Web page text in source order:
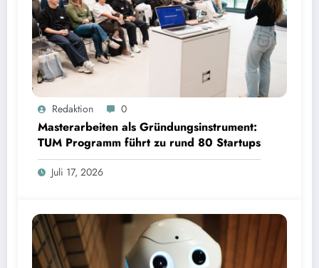
Masterarbeiten als Gründungsinstrument: TUM Programm führt zu rund 80 Startups | Bild:
TUM
Redaktion 0
Masterarbeiten als Gründungsinstrument:
TUM Programm führt zu rund 80 Startups
Juli 17, 2026